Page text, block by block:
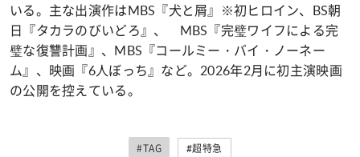
いる。主な出演作はMBS『犬と屑』※初ヒロイン、BS朝
日『タカラのびいどろ』、 MBS『完璧ワイフによる完
璧な復讐計画』、MBS『コールミー・バイ・ノーネー
ム』、映画『6人ぼっち』など。2026年2月に初主演映画
の公開を控えている。
#TAG #超特急